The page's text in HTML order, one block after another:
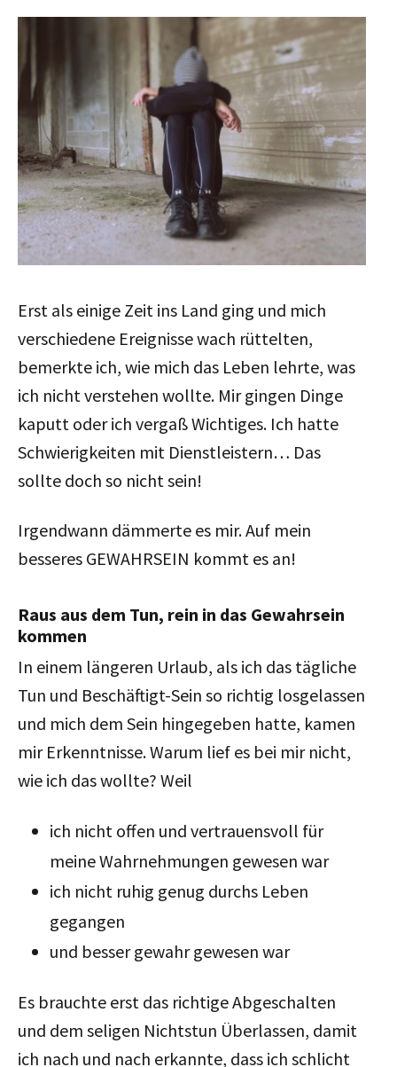
Erst als einige Zeit ins Land ging und mich
verschiedene Ereignisse wach rüttelten,
bemerkte ich, wie mich das Leben lehrte, was
ich nicht verstehen wollte. Mir gingen Dinge
kaputt oder ich vergaß Wichtiges. Ich hatte
Schwierigkeiten mit Dienstleistern… Das
sollte doch so nicht sein!
Irgendwann dämmerte es mir. Auf mein
besseres GEWAHRSEIN kommt es an!
Raus aus dem Tun, rein in das Gewahrsein
kommen
In einem längeren Urlaub, als ich das tägliche
Tun und Beschäftigt-Sein so richtig losgelassen
und mich dem Sein hingegeben hatte, kamen
mir Erkenntnisse. Warum lief es bei mir nicht,
wie ich das wollte? Weil
ich nicht offen und vertrauensvoll für
meine Wahrnehmungen gewesen war
ich nicht ruhig genug durchs Leben
gegangen
und besser gewahr gewesen war
Es brauchte erst das richtige Abgeschalten
und dem seligen Nichtstun Überlassen, damit
ich nach und nach erkannte, dass ich schlicht